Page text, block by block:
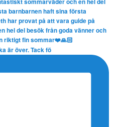
är över. Tack fö